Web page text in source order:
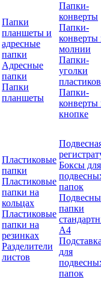
Папки
планшеты и
адресные
папки
Адресные
папки
Папки
планшеты
Папки-
конверты
Папки-
конверты
молнии
Папки-
уголки
Папки-
конверты
кнопке
Пластиковые
папки
Пластиковые
папки на
кольцах
Пластиковые
папки на
резинках
Разделители
листов
Боксы для
папок
папки
А4
для
папок